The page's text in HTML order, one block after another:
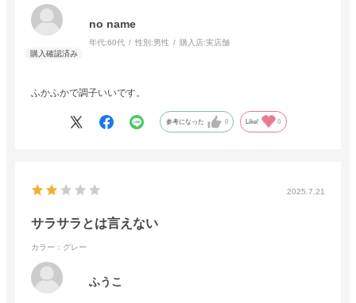
no name
年代:60代 性別:男性 購入店:実店舗
ふかふかで調子いいです。
参考になった 0 Like! 0
2025.7.21
サラサラとは言えない
カラー：グレー
ふうこ